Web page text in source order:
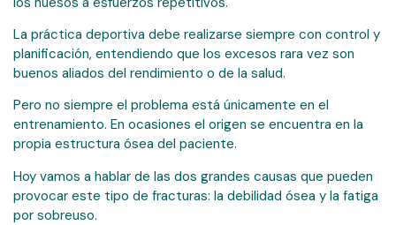
La práctica deportiva debe realizarse siempre con control y
planificación, entendiendo que los excesos rara vez son
buenos aliados del rendimiento o de la salud.
Pero no siempre el problema está únicamente en el
entrenamiento. En ocasiones el origen se encuentra en la
propia estructura ósea del paciente.
Hoy vamos a hablar de las dos grandes causas que pueden
provocar este tipo de fracturas: la debilidad ósea y la fatiga
por sobreuso.